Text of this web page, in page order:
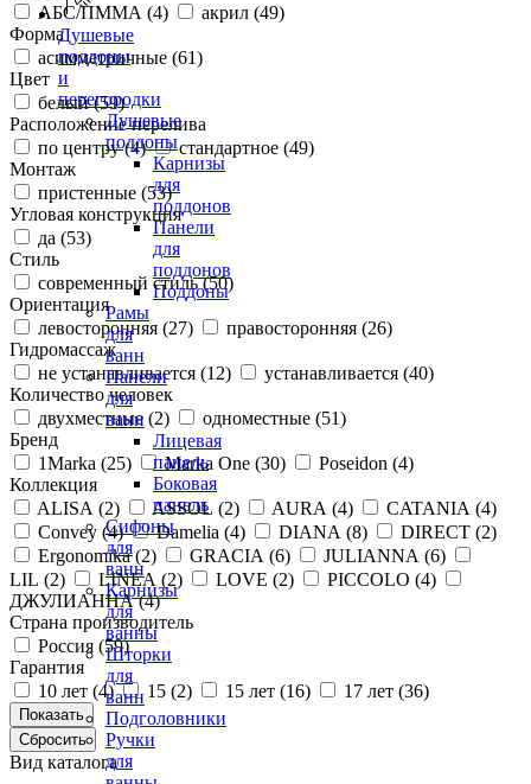
Душевые
поддоны
и
перегородки
Душевые
поддоны
Карнизы
для
поддонов
Панели
для
поддонов
Поддоны
Рамы
для
ванн
Панели
для
ванн
Лицевая
панель
Боковая
панель
Сифоны
для
ванн
Карнизы
для
ванны
Шторки
для
ванн
Подголовники
Ручки
для
АБС/ПММА (4) акрил (49)
Форма
асимметричные (61)
Цвет
белый (59)
Расположение перелива
по центру (4) стандартное (49)
Монтаж
пристенные (53)
Угловая конструкция
да (53)
Стиль
современный стиль (50)
Ориентация
левосторонняя (27) правосторонняя (26)
Гидромассаж
не устанавливается (12) устанавливается (40)
Количество человек
двухместные (2) одноместные (51)
Бренд
1Marka (25) Marka One (30) Poseidon (4)
Коллекция
ALISA (2) ASSOL (2) AURA (4) CATANIA (4)
Convey (4) Damelia (4) DIANA (8) DIRECT (2)
Ergonomika (2) GRACIA (6) JULIANNA (6)
LIL (2) LINEA (2) LOVE (2) PICCOLO (4)
ДЖУЛИАННА (4)
Страна производитель
Россия (59)
Гарантия
10 лет (4) 15 (2) 15 лет (16) 17 лет (36)
Вид каталога